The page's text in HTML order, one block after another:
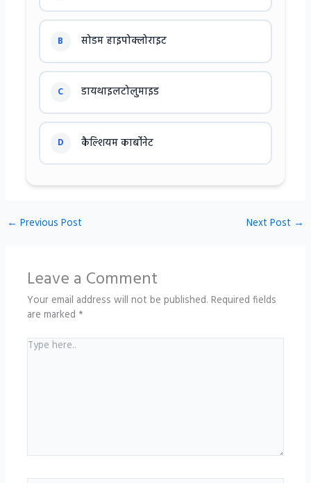
B सोडम हाइपोक्लोराइट
C डायथाइलटोलुमाइड
D कैल्शियम कार्बोनेट
← Previous Post Next Post →
Leave a Comment
Your email address will not be published. Required fields
are marked *
Type